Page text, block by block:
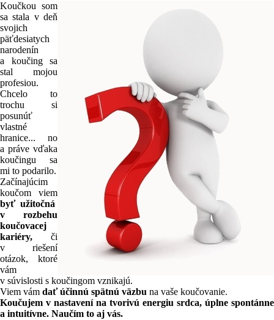
Koučkou som
sa stala v deň
svojich
päťdesiatych
narodenín
a koučing sa
stal mojou
profesiou.
Chcelo to
trochu si
posunúť
vlastné
hranice... no
a práve vďaka
koučingu sa
mi to podarilo.
Začínajúcim
koučom viem
byť užitočná
v rozbehu
koučovacej
kariéry, či
v riešení
otázok, ktoré
vám
v súvislosti s koučingom vznikajú.
Viem vám dať účinnú spätnú väzbu na vaše koučovanie.
Koučujem v nastavení na tvorivú energiu srdca, úplne spontánne
a intuitívne. Naučím to aj vás.